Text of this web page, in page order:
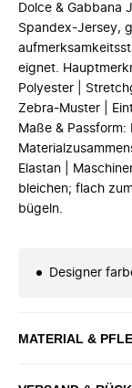
Dolce & Gabbana
Spandex-Jersey,
eignet.
Polyester |
Zebra-Muster |
Maße & Passform:
Elastan |
bleichen; flach
bügeln.
Designer
MATERIAL &